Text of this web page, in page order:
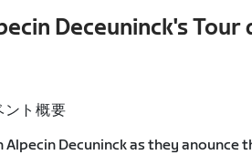
Deceuninck's
ント概要
Alpecin Decuninck as they anounce